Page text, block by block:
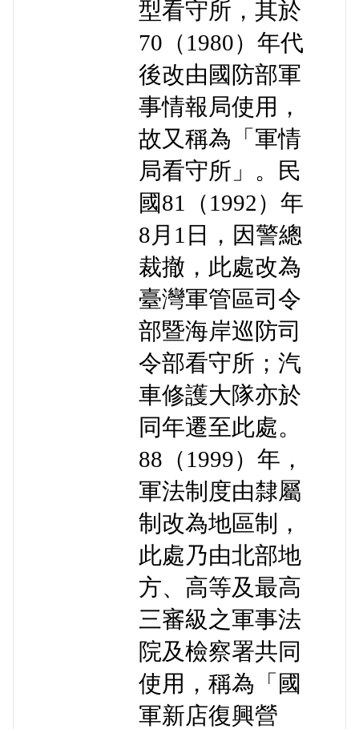
型看守所，其於
70（1980）年代
後改由國防部軍
事情報局使用，
故又稱為「軍情
局看守所」。民
國81（1992）年
8月1日，因警總
裁撤，此處改為
臺灣軍管區司令
部暨海岸巡防司
令部看守所；汽
車修護大隊亦於
同年遷至此處。
88（1999）年，
軍法制度由隸屬
制改為地區制，
此處乃由北部地
方、高等及最高
三審級之軍事法
院及檢察署共同
使用，稱為「國
軍新店復興營